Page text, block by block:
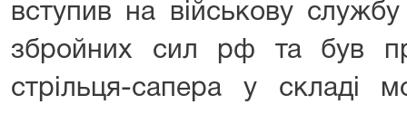
вступив на військову
збройних сил рф та був
стрільця-сапера у складі